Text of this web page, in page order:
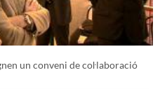
un conveni de coŀlaboració